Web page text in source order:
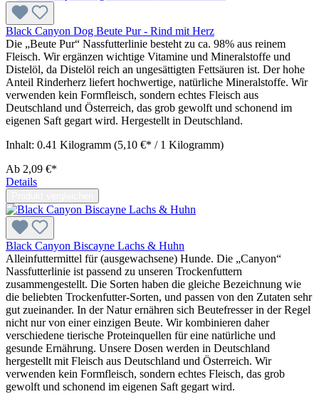
Black Canyon Dog Beute Pur - Rind mit Herz
Die „Beute Pur“ Nassfutterlinie besteht zu ca. 98% aus reinem
Fleisch. Wir ergänzen wichtige Vitamine und Mineralstoffe und
Distelöl, da Distelöl reich an ungesättigten Fettsäuren ist. Der hohe
Anteil Rinderherz liefert hochwertige, natürliche Mineralstoffe. Wir
verwenden kein Formfleisch, sondern echtes Fleisch aus
Deutschland und Österreich, das grob gewolft und schonend im
eigenen Saft gegart wird. Hergestellt in Deutschland.
Inhalt: 0.41 Kilogramm (5,10 €* / 1 Kilogramm)
Ab 2,09 €*
Details
Black Canyon Biscayne Lachs & Huhn
Alleinfuttermittel für (ausgewachsene) Hunde. Die „Canyon“
Nassfutterlinie ist passend zu unseren Trockenfuttern
zusammengestellt. Die Sorten haben die gleiche Bezeichnung wie
die beliebten Trockenfutter-Sorten, und passen von den Zutaten sehr
gut zueinander. In der Natur ernähren sich Beutefresser in der Regel
nicht nur von einer einzigen Beute. Wir kombinieren daher
verschiedene tierische Proteinquellen für eine natürliche und
gesunde Ernährung. Unsere Dosen werden in Deutschland
hergestellt mit Fleisch aus Deutschland und Österreich. Wir
verwenden kein Formfleisch, sondern echtes Fleisch, das grob
gewolft und schonend im eigenen Saft gegart wird.